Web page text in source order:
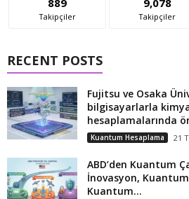
889
Takipçiler
9,078
Takipçiler
RECENT POSTS
Fujitsu ve Osaka
bilgisayarlarla
hesaplamalarında
Kuantum Hesaplama 21
ABD’den Kuantum
İnovasyon,
Kuantum...